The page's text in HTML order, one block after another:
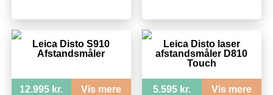
Leica Disto S910
Afstandsmåler
12.995 kr. Vis mere
Leica Disto laser
afstandsmåler D810
Touch
5.595 kr. Vis mere